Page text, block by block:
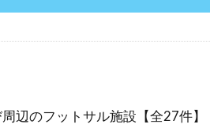
辺のフットサル施設【全27件】